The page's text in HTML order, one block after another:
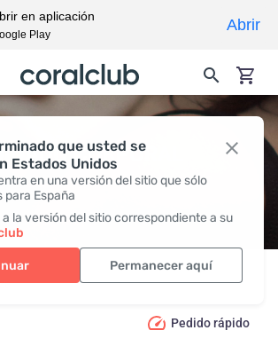
que usted se
Estados Unidos
en una versión del sitio que sólo
para España
la versión del sitio correspondiente a su
Permanecer aquí
CORPORAL
Cuidado corporal
Pedido rápido
en aplicación
Play
Abrir